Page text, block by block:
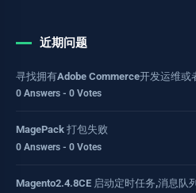
近期问题
寻找拥有Adobe Commerce开发运维或
0 Answers - 0 Votes
MagePack 打包失败
0 Answers - 0 Votes
Magento2.4.8CE 启动定时任务,消息队